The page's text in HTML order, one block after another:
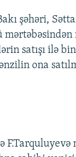
şəhəri,
satışı ilə
ona